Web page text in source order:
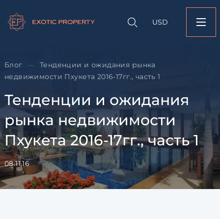
USD
Блог —
Тенденции и ожидания рынка
недвижимости Пхукета 2016-17гг., часть 1
Тенденции и ожидания
рынка недвижимости
Пхукета 2016-17гг., часть 1
08.11.16
Оставить
Согласен с
по обработке
Я даю согласие на
объекту
Тенденции и
недвижимости
Оставьте заявку и
свяжется с вами
недвижимости